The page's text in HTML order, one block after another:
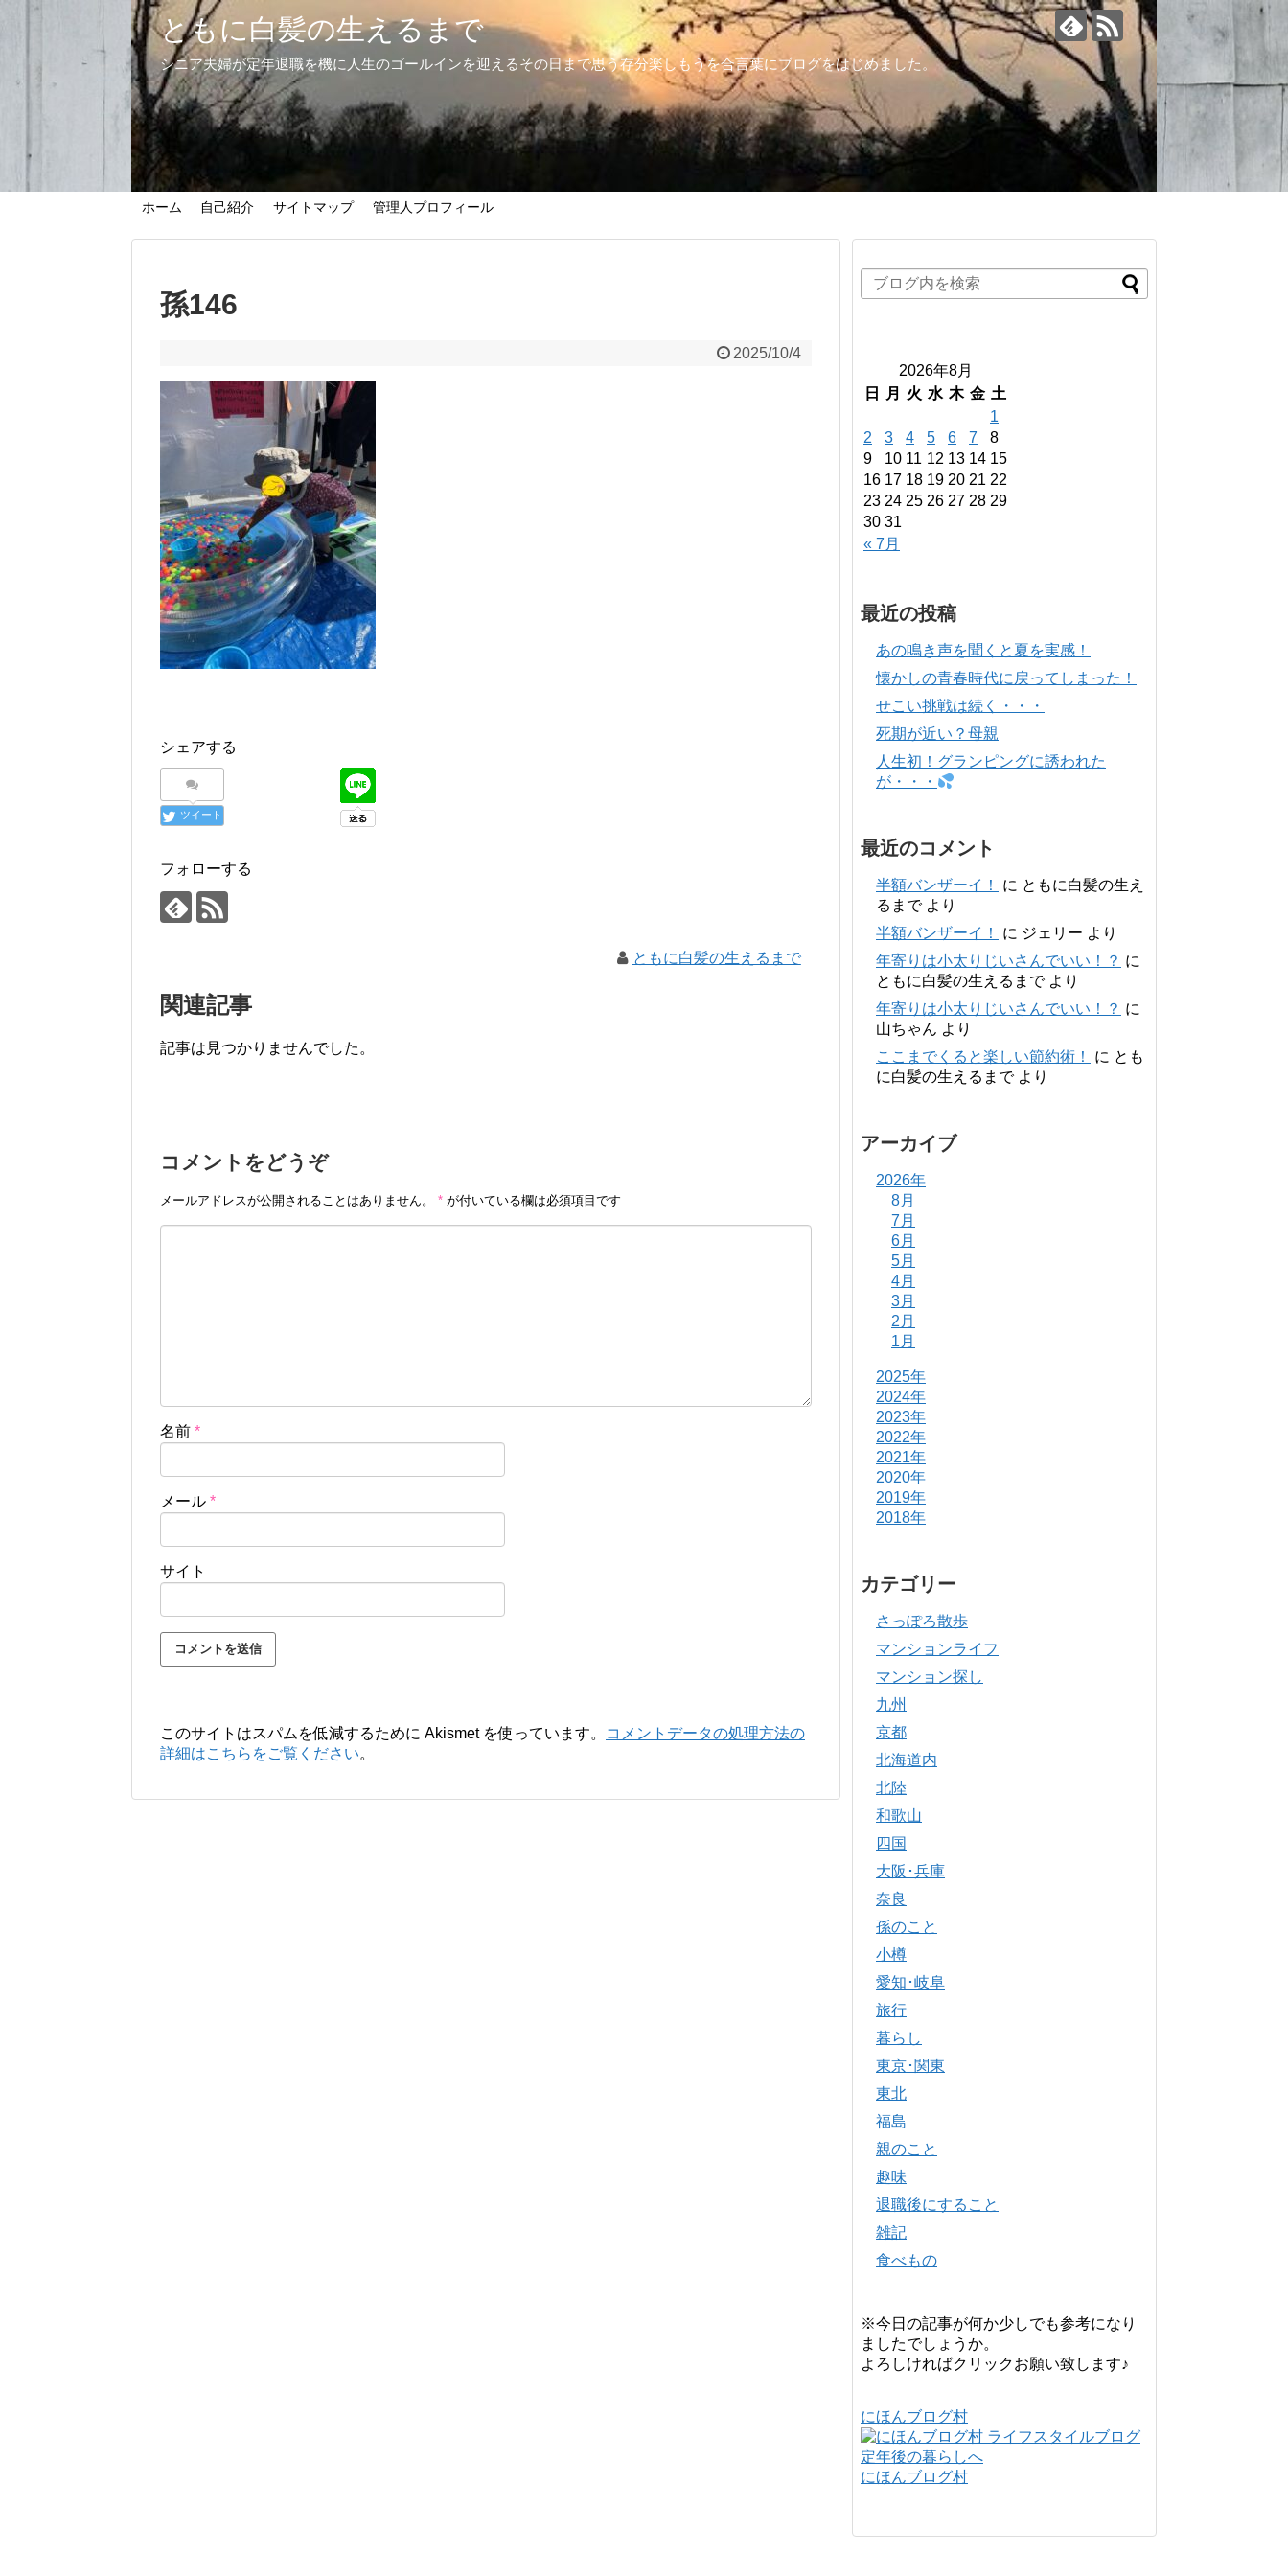
ともに白髪の生えるまで
シニア夫婦が定年退職を機に人生のゴールインを迎えるその日まで思う存分楽しもうを合言葉にブログをはじめました。
ホーム 自己紹介 サイトマップ 管理人プロフィール
孫146
2025/10/4
シェアする
ツイート
フォローする
ともに白髪の生えるまで
関連記事
記事は見つかりませんでした。
コメントをどうぞ
メールアドレスが公開されることはありません。 * が付いている欄は必須項目です
名前 *
メール *
サイト
このサイトはスパムを低減するために Akismet を使っています。
コメントデータの処理方法の
詳細はこちらをご覧ください。
2026年8月
日
月 火 水 木 金 土
« 7月
1
2
3 4 5 6 7
8
9
10 11 12 13 14 15
16 17 18 19 20 21 22
23 24 25 26 27 28 29
30 31
最近の投稿
あの鳴き声を聞くと夏を実感！
懐かしの青春時代に戻ってしまった！
せこい挑戦は続く・・・
死期が近い？母親
人生初！グランピングに誘われた
が・・・
最近のコメント
半額バンザーイ！ に ともに白髪の生え
るまでより
半額バンザーイ！
に ジェリー より
年寄りは小太りじいさんでいい！？ に
ともに白髪の生えるまでより
年寄りは小太りじいさんでいい！？ に
山ちゃん より
ここまでくると楽しい節約術！
に とも
に白髪の生えるまでより
アーカイブ
2026年
8月
7月
6月
5月
4月
3月
2月
1月
2025年
2024年
2023年
2022年
2021年
2020年
2019年
2018年
カテゴリー
さっぽろ散歩
マンションライフ
マンション探し
九州
京都
北海道内
北陸
和歌山
四国
大阪･兵庫
奈良
孫のこと
小樽
愛知･岐阜
旅行
暮らし
東京･関東
東北
福島
親のこと
趣味
退職後にすること
雑記
食べもの
※今日の記事が何か少しでも参考になり
ましたでしょうか。
よろしければクリックお願い致します♪
にほんブログ村
にほんブログ村